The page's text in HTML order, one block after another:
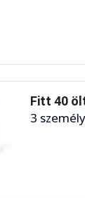
Fitt 40
3